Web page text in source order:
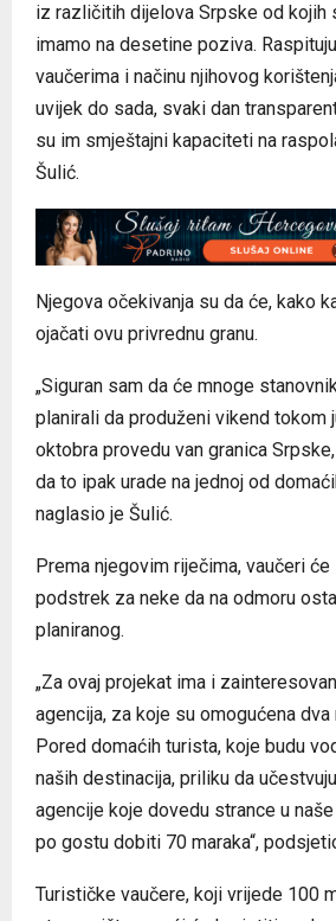
iz različitih dijelova Srpske od kojih
imamo na desetine poziva.
vaučerima i načinu njihovog
uvijek do sada, svaki dan
su im smještajni kapaciteti na
Šulić.
Njegova očekivanja su da će, kako
ojačati ovu privrednu granu.
„Siguran sam da će mnoge
planirali da produženi vikend tokom
oktobra provedu van granica
da to ipak urade na jednoj od
naglasio je Šulić.
Prema njegovim riječima, vaučeri
podstrek za neke da na odmoru
planiranog.
„Za ovaj projekat ima i
agencija, za koje su omogućena dva
Pored domaćih turista, koje budu
naših destinacija, priliku da
agencije koje dovedu strance u
po gostu dobiti 70 maraka“,
Turističke vaučere, koji vrijede 100